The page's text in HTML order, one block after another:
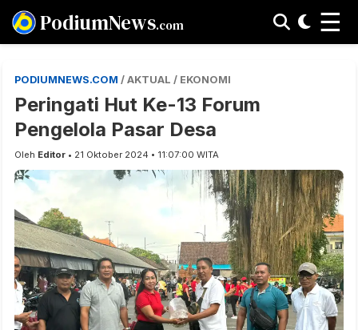
PodiumNews.com ☰
PODIUMNEWS.COM / AKTUAL / EKONOMI
Peringati Hut Ke-13 Forum
Pengelola Pasar Desa
Oleh Editor • 21 Oktober 2024 • 11:07:00 WITA